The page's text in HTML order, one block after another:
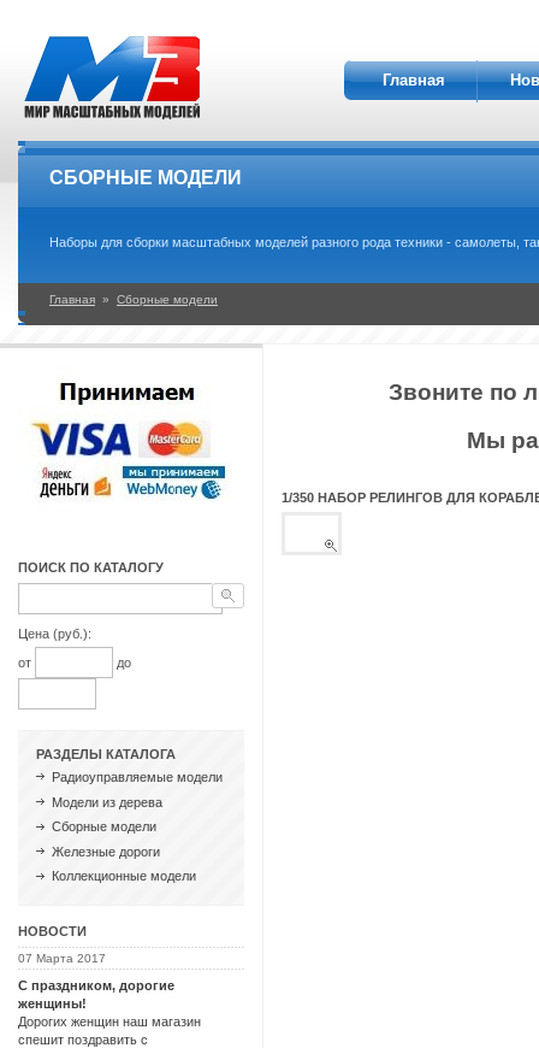
Главная
СБОРНЫЕ МОДЕЛИ
Наборы для сборки масштабных моделей разного рода техники - самолеты,
Главная » Сборные модели
ПОИСК ПО КАТАЛОГУ
Цена (руб.):
от
до
РАЗДЕЛЫ КАТАЛОГА
Радиоуправляемые модели
Модели из дерева
Сборные модели
Железные дороги
Коллекционные модели
НОВОСТИ
07 Марта 2017
С праздником, дорогие
женщины!
Дорогих женщин наш магазин
спешит поздравить с
Звоните по
Мы
1/350 НАБОР РЕЛИНГОВ ДЛЯ